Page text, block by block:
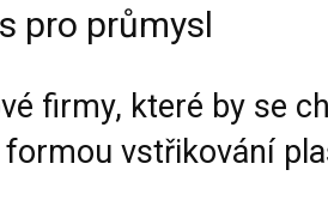
pro průmysl
firmy, které by se
vstřikování